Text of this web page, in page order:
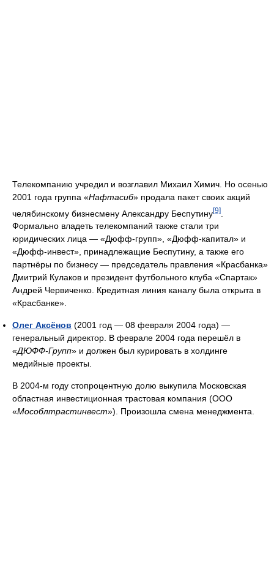
Телекомпанию учредил и возглавил Михаил Химич. Но осенью
» продала пакет своих акций
челябинскому бизнесмену Александру Беспутину
Формально владеть телекомпаний также стали три
юридических лица — «Дюфф-групп», «Дюфф-капитал» и
«Дюфф-инвест», принадлежащие Беспутину, а также его
партнёры по бизнесу — председатель правления «Красбанка»
Дмитрий Кулаков и президент футбольного клуба «Спартак»
Андрей Червиченко. Кредитная линия каналу была открыта в
Олег Аксёнов(2001 год — 08 февраля 2004 года) —
генеральный директор. В феврале 2004 года перешёл в
«ДЮФФ-Групп» и должен был курировать в холдинге
В 2004-м году стопроцентную долю выкупила Московская
областная инвестиционная трастовая компания (ООО